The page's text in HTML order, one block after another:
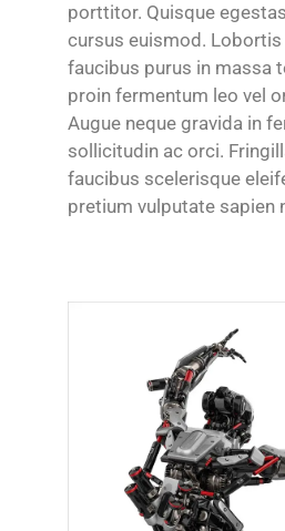
porttitor. Quisque
cursus euismod.
faucibus purus in massa
proin fermentum leo vel
Augue neque gravida in
sollicitudin ac orci.
faucibus scelerisque
pretium vulputate sapien